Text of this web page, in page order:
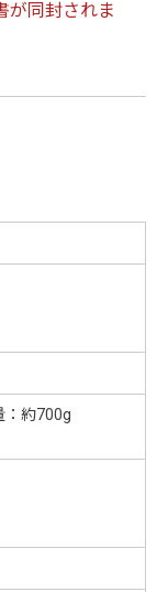
が同封されま
：約700g